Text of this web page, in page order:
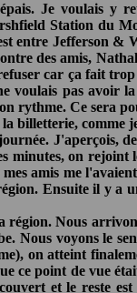
Je voulais y
Station du
entre Jefferson
des amis,
car ça fait
voulais pas
rythme. Ce sera
billetterie,
J'aperçois,
minutes, on
amis me
Ensuite il y a
Nous
Nous voyons le
on atteint
ce point de vue
et le reste